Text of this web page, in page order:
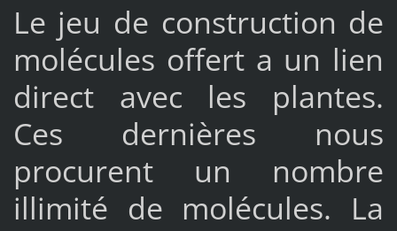
Le jeu de construction de
molécules offert a un lien
direct avec les plantes.
Ces dernières nous
procurent un nombre
illimité de molécules. La